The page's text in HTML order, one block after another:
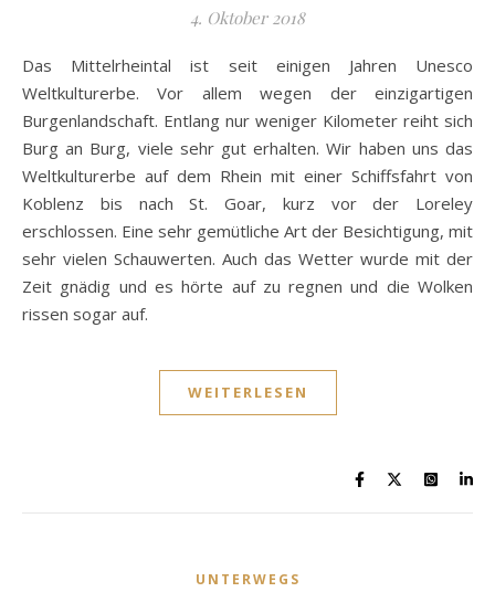
4. Oktober 2018
Das Mittelrheintal ist seit einigen Jahren Unesco
Weltkulturerbe. Vor allem wegen der einzigartigen
Burgenlandschaft. Entlang nur weniger Kilometer reiht sich
Burg an Burg, viele sehr gut erhalten. Wir haben uns das
Weltkulturerbe auf dem Rhein mit einer Schiffsfahrt von
Koblenz bis nach St. Goar, kurz vor der Loreley
erschlossen. Eine sehr gemütliche Art der Besichtigung, mit
sehr vielen Schauwerten. Auch das Wetter wurde mit der
Zeit gnädig und es hörte auf zu regnen und die Wolken
rissen sogar auf.
WEITERLESEN
UNTERWEGS